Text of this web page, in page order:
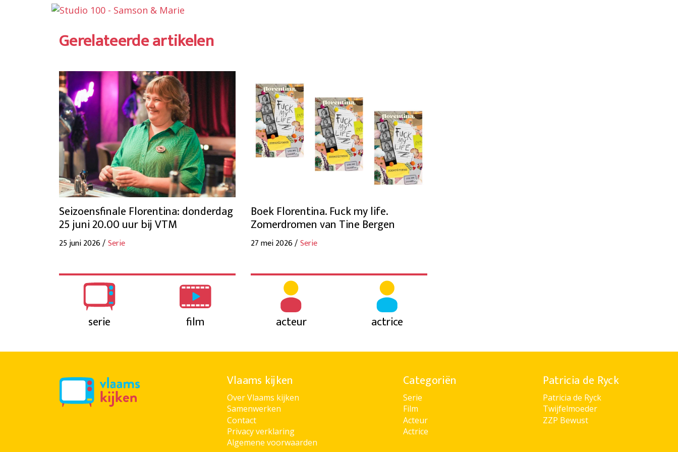
Gerelateerde artikelen
Seizoensfinale Florentina: donderdag
25 juni 20.00 uur bij VTM
25 juni 2026 /Serie
Boek Florentina. Fuck my life.
Zomerdromen van Tine Bergen
27 mei 2026 /Serie
serie film acteur actrice
Vlaams kijken
Over Vlaams kijken
Samenwerken
Contact
Privacy verklaring
Algemene voorwaarden
Categoriën
Serie
Film
Acteur
Actrice
Patricia de Ryck
Patricia de Ryck
Twijfelmoeder
ZZP Bewust